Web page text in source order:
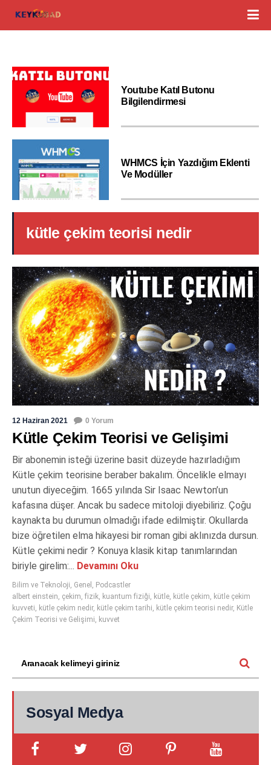
Youtube Katıl Butonu
Bilgilendirmesi
WHMCS İçin Yazdığım Eklenti
Ve Modüller
kütle çekim teorisi nedir
12 Haziran 2021 0 Yorum
Kütle Çekim Teorisi ve Gelişimi
Bir abonemin isteği üzerine basit düzeyde hazırladığım
Kütle çekim teorisine beraber bakalım. Öncelikle elmayı
unutun diyeceğim. 1665 yılında Sir Isaac Newton’un
kafasına düşer. Ancak bu sadece mitoloji diyebiliriz. Çoğu
kaynakta bu durumun olmadığı ifade edilmiştir. Okullarda
bize öğretilen elma hikayesi bir roman gibi aklınızda dursun.
Kütle çekimi nedir ? Konuya klasik kitap tanımlarından
biriyle girelim:... Devamını Oku
Bilim ve Teknoloji, Genel , Podcastler
albert einstein, çekim, fizik, kuantum fiziği, kütle, kütle çekim, kütle çekim
kuvveti, kütle çekim nedir, kütle çekim tarihi, kütle çekim teorisi nedir, Kütle
Çekim Teorisi ve Gelişimi, kuvvet
Sosyal Medya